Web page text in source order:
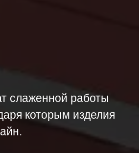
слаженной работы
которым изделия